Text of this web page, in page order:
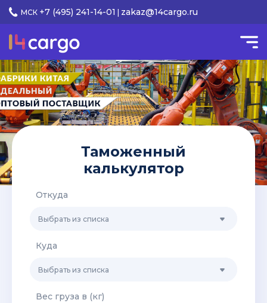
МСК +7 (495) 241-14-01 zakaz@14cargo.ru
Таможенный
калькулятор
Откуда
Выбрать из списка
Куда
Выбрать из списка
Вес груза в (кг)